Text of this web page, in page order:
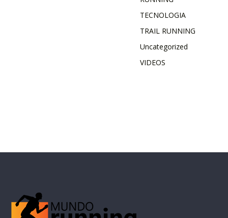
TECNOLOGIA
TRAIL RUNNING
Uncategorized
VIDEOS